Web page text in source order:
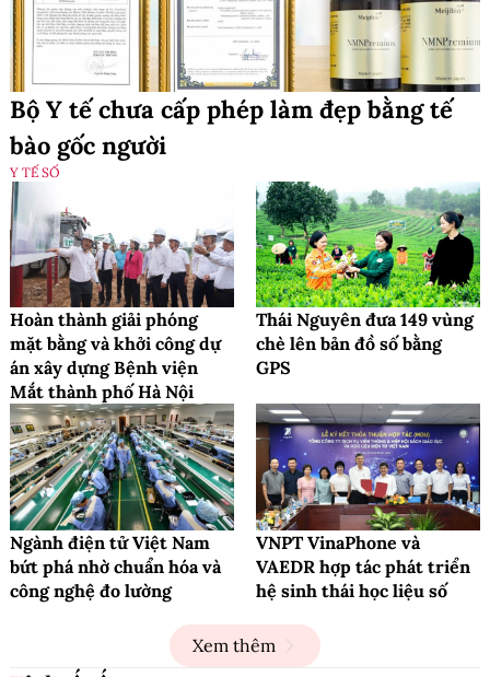
Bộ Y tế chưa cấp phép làm đẹp bằng tế
bào gốc người
Y TẾ SỐ
Hoàn thành giải phóng
mặt bằng và khởi công dự
án xây dựng Bệnh viện
Mắt thành phố Hà Nội
Thái Nguyên đưa 149 vùng
chè lên bản đồ số bằng
GPS
Ngành điện tử Việt Nam
bứt phá nhờ chuẩn hóa và
công nghệ đo lường
VNPT VinaPhone và
VAEDR hợp tác phát triển
hệ sinh thái học liệu số
Xem thêm